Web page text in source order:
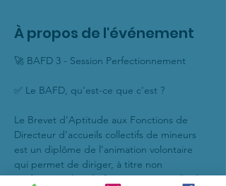
À propos de l'événement
🚀 BAFD 3 - Session Perfectionnement
✅ Le BAFD, qu'est-ce que c'est ?
Le Brevet d’Aptitude aux Fonctions de
Directeur d’accueils collectifs de mineurs
est un diplôme de l'animation volontaire
qui permet de diriger, à titre non
professionnel et de façon occasionnelle des